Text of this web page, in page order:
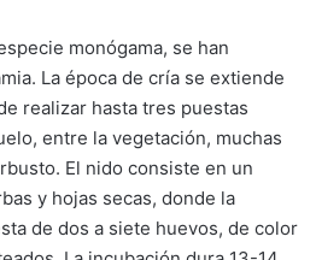
monógama, se han
La época de cría se extiende
realizar hasta tres puestas
entre la vegetación, muchas
El nido consiste en un
y hojas secas, donde la
de dos a siete huevos, de color